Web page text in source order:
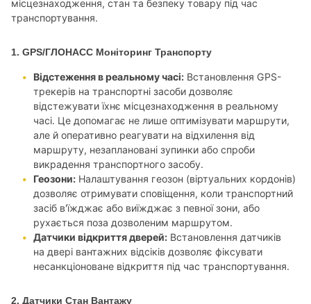
місцезнаходження, стан та безпеку товару під час
транспортування.
1. GPS/ГЛОНАСС Моніторинг Транспорту
Відстеження в реальному часі: Встановлення GPS-
трекерів на транспортні засоби дозволяє
відстежувати їхнє місцезнаходження в реальному
часі. Це допомагає не лише оптимізувати маршрути,
але й оперативно реагувати на відхилення від
маршруту, незаплановані зупинки або спроби
викрадення транспортного засобу.
Геозони: Налаштування геозон (віртуальних кордонів)
дозволяє отримувати сповіщення, коли транспортний
засіб в'їжджає або виїжджає з певної зони, або
рухається поза дозволеним маршрутом.
Датчики відкриття дверей: Встановлення датчиків
на двері вантажних відсіків дозволяє фіксувати
несанкціоноване відкриття під час транспортування.
2. Датчики Стан Вантажу